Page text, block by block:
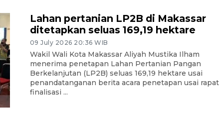
Lahan pertanian LP2B di Makassar
ditetapkan seluas 169,19 hektare
09 July 2026 20:36 WIB
Wakil Wali Kota Makassar Aliyah Mustika Ilham
menerima penetapan Lahan Pertanian Pangan
Berkelanjutan (LP2B) seluas 169,19 hektare usai
penandatanganan berita acara penetapan usai rapat
finalisasi ...